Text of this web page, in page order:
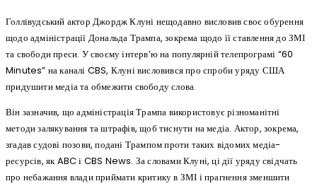
Голлівудський актор Джордж Клуні нещодавно висловив своє обурення
щодо адміністрації Дональда Трампа, зокрема щодо її ставлення до ЗМІ
та свободи преси. У своєму інтерв’ю на популярній телепрограмі “60
Minutes” на каналі CBS, Клуні висловився про спроби уряду США
придушити медіа та обмежити свободу слова.
Він зазначив, що адміністрація Трампа використовує різноманітні
методи залякування та штрафів, щоб тиснути на медіа. Актор, зокрема,
згадав судові позови, подані Трампом проти таких відомих медіа-
ресурсів, як ABC і CBS News. За словами Клуні, ці дії уряду свідчать
про небажання влади приймати критику в ЗМІ і прагнення зменшити